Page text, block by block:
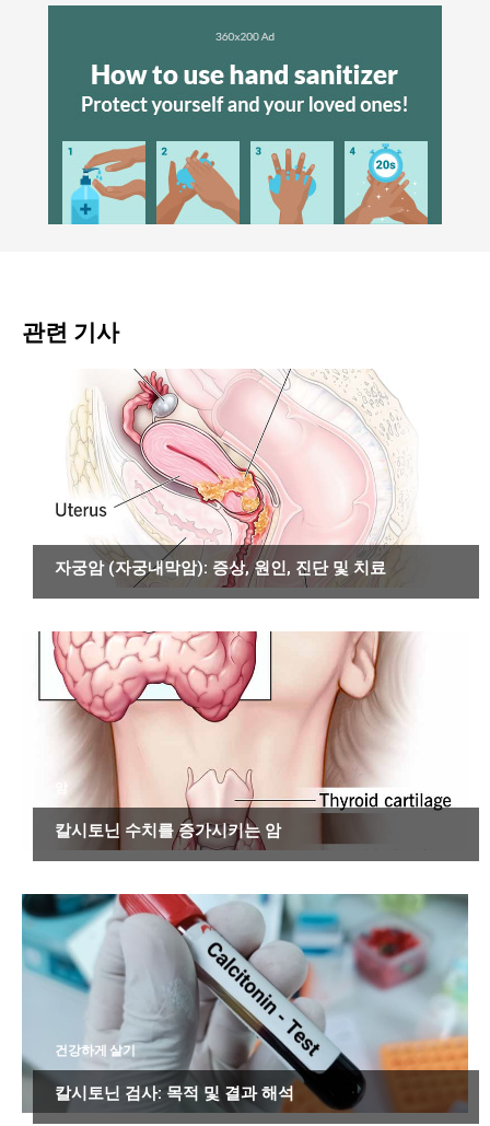
관련 기사
자궁암 (자궁내막암): 증상, 원인, 진단 및 치료
칼시토닌 수치를 증가시키는 암
건강하게 살기
칼시토닌 검사: 목적 및 결과 해석